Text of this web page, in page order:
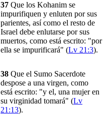
37 Que los Kohanim se
impurifiquen y enluten por sus
parientes, así como el resto de
Israel debe enlutarse por sus
muertos, como está escrito: "por
ella se impurificará" (Lv 21:3).
38 Que el Sumo Sacerdote
despose a una virgen, como
está escrito: "y el, una mujer en
su virginidad tomará" (Lv
21:13).